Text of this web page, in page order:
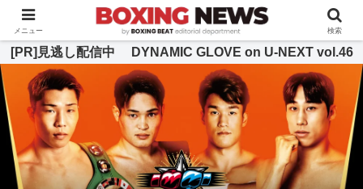
BOXING BEAT [ボクシング・ビート] 公式サイト
[PR]見逃し配信中 DYNAMIC GLOVE on U-NEXT vol.46
メニュー 検索